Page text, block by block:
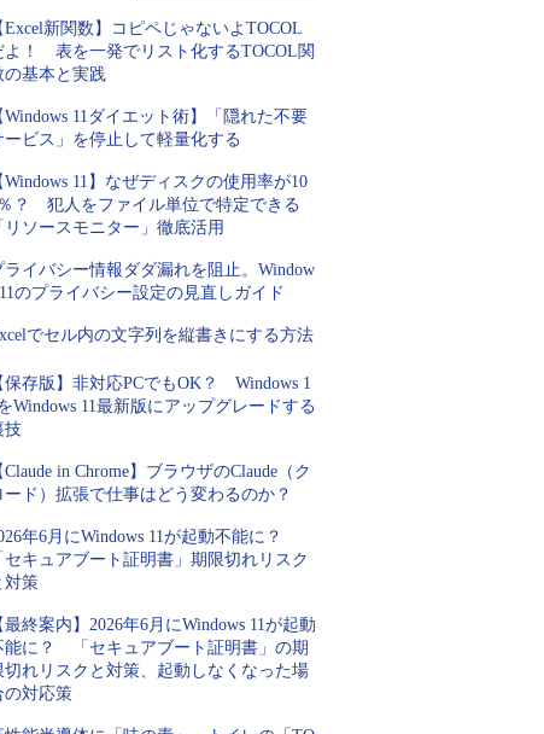
Excel新関数】コピペじゃないよTOCOL
よ！ 表を一発でリスト化するTOCOL関
の基本と実践
Windows 11ダイエット術】「隠れた不要
ービス」を停止して軽量化する
Windows 11】なぜディスクの使用率が10
？ 犯人をファイル単位で特定できる
リソースモニター」徹底活用
ライバシー情報ダダ漏れを阻止。Window
のプライバシー設定の見直しガイド
でセル内の文字列を縦書きにする方法
保存版】非対応PCでもOK？ Windows 1
Windows 11最新版にアップグレードする
技
Claude in Chrome】ブラウザのClaude（ク
ード）拡張で仕事はどう変わるのか？
年6月にWindows 11が起動不能に？
セキュアブート証明書」期限切れリスク
対策
最終案内】2026年6月にWindows 11が起動
能に？ 「セキュアブート証明書」の期
切れリスクと対策、起動しなくなった場
の対応策